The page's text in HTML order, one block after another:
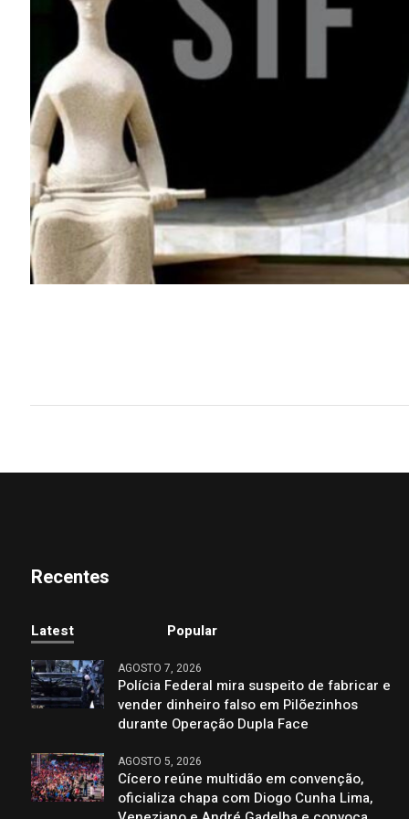
Recentes
Latest Popular
AGOSTO 7, 2026
Polícia Federal mira suspeito de fabricar e
vender dinheiro falso em Pilõezinhos
durante Operação Dupla Face
AGOSTO 5, 2026
Cícero reúne multidão em convenção,
oficializa chapa com Diogo Cunha Lima,